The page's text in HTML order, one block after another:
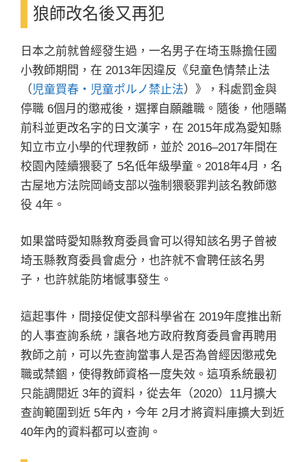
狼師改名後又再犯
日本之前就曾經發生過，一名男子在埼玉縣擔任國
小教師期間，在 2013年因違反《兒童色情禁止法
（ 児童買春・児童ポルノ禁止法）》，科處罰金與
停職 6個月的懲戒後，選擇自願離職。隨後，他隱瞞
前科並更改名字的日文漢字，在 2015年成為愛知縣
知立市立小學的代理教師，並於 2016–2017年間在
校園內陸續猥褻了 5名低年級學童。2018年4月，名
古屋地方法院岡崎支部以強制猥褻罪判該名教師懲
役 4年。
如果當時愛知縣教育委員會可以得知該名男子曾被
埼玉縣教育委員會處分，也許就不會聘任該名男
子，也許就能防堵憾事發生。
這起事件，間接促使文部科學省在 2019年度推出新
的人事查詢系統，讓各地方政府教育委員會再聘用
教師之前，可以先查詢當事人是否為曾經因懲戒免
職或禁錮，使得教師資格一度失效。這項系統最初
只能調閱近 3年的資料，從去年（2020）11月擴大
查詢範圍到近 5年內，今年 2月才將資料庫擴大到近
40年內的資料都可以查詢。